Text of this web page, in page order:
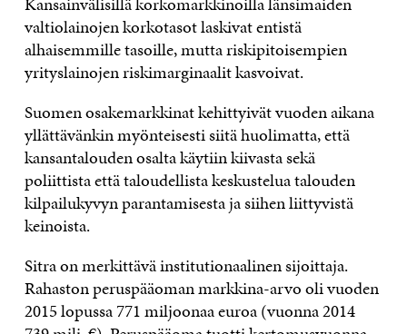
valtiolainojen korkotasot laskivat entistä
alhaisemmille tasoille, mutta riskipitoisempien
yrityslainojen riskimarginaalit kasvoivat.
Suomen osakemarkkinat kehittyivät vuoden aikana
yllättävänkin myönteisesti siitä huolimatta, että
kansantalouden osalta käytiin kiivasta sekä
poliittista että taloudellista keskustelua talouden
kilpailukyvyn parantamisesta ja siihen liittyvistä
keinoista.
Sitra on merkittävä institutionaalinen sijoittaja.
Rahaston peruspääoman markkina-arvo oli vuoden
2015 lopussa 771 miljoonaa euroa (vuonna 2014